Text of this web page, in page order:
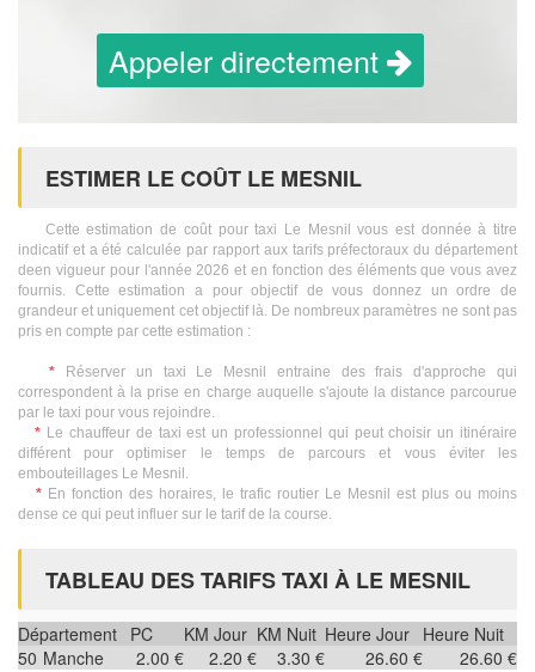
Appeler directement
ESTIMER LE COÛT LE MESNIL
Cette estimation de coût pour taxi Le Mesnil vous est donnée à titre
indicatif et a été calculée par rapport aux tarifs préfectoraux du département
deen vigueur pour l'année 2026 et en fonction des éléments que vous avez
fournis. Cette estimation a pour objectif de vous donnez un ordre de
grandeur et uniquement cet objectif là. De nombreux paramètres ne sont pas
pris en compte par cette estimation :
* Réserver un taxi Le Mesnil entraine des frais d'approche qui
correspondent à la prise en charge auquelle s'ajoute la distance parcourue
par le taxi pour vous rejoindre.
* Le chauffeur de taxi est un professionnel qui peut choisir un itinéraire
différent pour optimiser le temps de parcours et vous éviter les
embouteillages Le Mesnil.
* En fonction des horaires, le trafic routier Le Mesnil est plus ou moins
dense ce qui peut influer sur le tarif de la course.
TABLEAU DES TARIFS TAXI À LE MESNIL
Département PC KM Jour KM Nuit Heure Jour Heure Nuit
50 Manche 2.00 € 2.20 € 3.30 € 26.60 € 26.60 €